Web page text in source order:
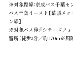
※対象路線：京成バス千葉セ
バス千葉イースト【幕張メ
ン線】
※対象バス停:『シティズフォ
留所（徒歩3分／約170m※風